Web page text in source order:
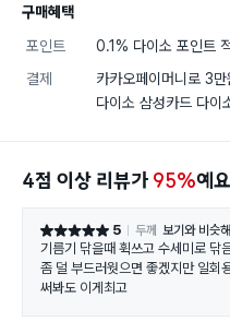
구매혜택
포인트
0.1% 다이소 포인트
결제
카카오페이머니로 3
다이소 삼성카드 다이
4점 이상 리뷰가 95%예요
별점 5점 5 두께 보기와 비슷
기름기 닦을때 휙쓰고 수세미로 닦
좀 덜 부드러웟으면 좋겠지만 일회용수세미 이거저거
써봐도 이게최고